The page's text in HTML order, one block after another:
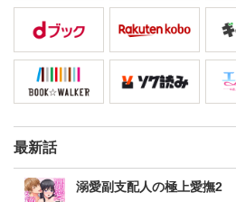
最新話
溺愛副支配人の極上愛撫2